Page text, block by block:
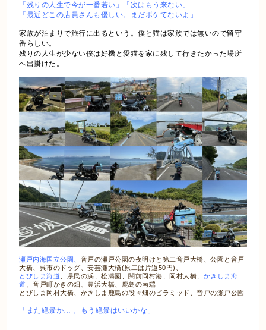
「残りの人生で今が一番若い」「次はもう来ない」
「最近どこの店員さんも優しい。まだボケてないよ」
家族が泊まりで旅行に出るという。僕と猫は家族では無いので留守
番らしい。
残りの人生が少ない僕は好機と愛猫を家に残して行きたかった場所
へ出掛けた。
瀬戸内海国立公園、 音戸の瀬戸公園の夜明けと第二音戸大橋、公園と音戸
大橋、呉市のドッグ、安芸灘大橋(原二は片道50円)、
とびしま海道、 県民の浜、松濤園、関前岡村港、岡村大橋、 かきしま海
道 、音戸町かきの畑、豊浜大橋、鹿島の南端
とびしま岡村大橋、かきしま鹿島の段々畑のピラミッド、音戸の瀬戸公園
「また絶景か… 。もう絶景はいいかな」